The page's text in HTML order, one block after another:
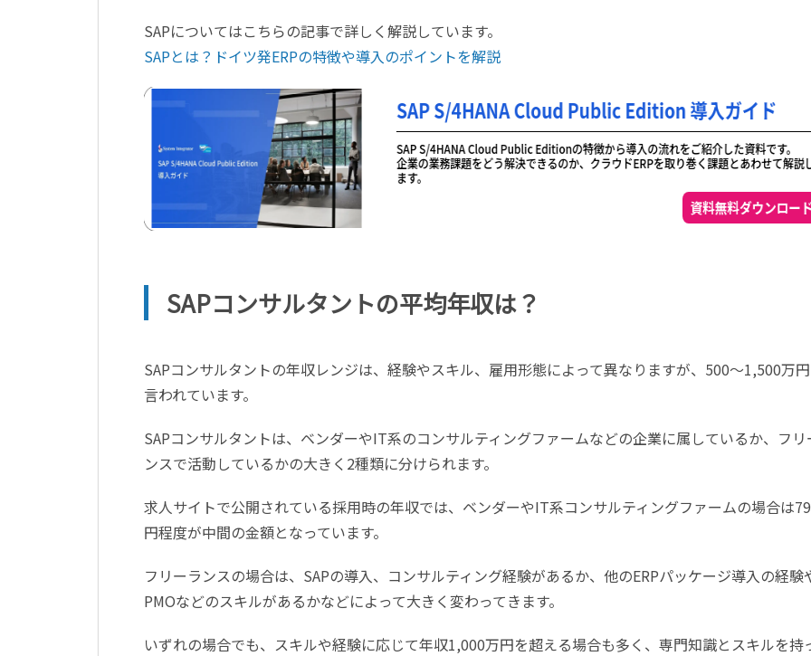
SAPについてはこちらの記事で詳しく解説しています。
SAPとは？ドイツ発ERPの特徴や導入のポイントを解説
SAPコンサルタントの平均年収は？
SAPコンサルタントの年収レンジは、経験やスキル、雇用形態によって異なりますが、500～1,500万
言われています。
SAPコンサルタントは、ベンダーやIT系のコンサルティングファームなどの企業に属しているか、フリ
ンスで活動しているかの大きく 2種類に分けられます。
求人サイトで公開されている採用時の年収では、ベンダーやIT系コンサルティングファームの場合は
円程度が中間の金額となっています。
フリーランスの場合は、 SAPの導入、コンサルティング経験があるか、他のERPパッケージ導入の経験
PMOなどのスキルがあるかなどによって大きく変わってきます。
いずれの場合でも、スキルや経験に応じて年収1,000万円を超える場合も多く、専門知識とスキルを持